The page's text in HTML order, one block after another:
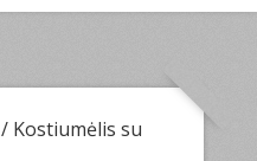
/ Kostiumėlis su